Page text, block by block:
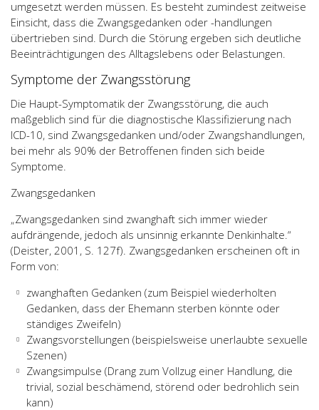
umgesetzt werden müssen. Es besteht zumindest zeitweise
Einsicht, dass die Zwangsgedanken oder -handlungen
übertrieben sind. Durch die Störung ergeben sich deutliche
Beeinträchtigungen des Alltagslebens oder Belastungen.
Symptome der Zwangsstörung
Die Haupt-Symptomatik der Zwangsstörung, die auch
maßgeblich sind für die diagnostische Klassifizierung nach
ICD-10, sind Zwangsgedanken und/oder Zwangshandlungen,
bei mehr als 90% der Betroffenen finden sich beide
Symptome.
Zwangsgedanken
„Zwangsgedanken sind zwanghaft sich immer wieder
aufdrängende, jedoch als unsinnig erkannte Denkinhalte.“
(Deister, 2001, S. 127f). Zwangsgedanken erscheinen oft in
Form von:
zwanghaften Gedanken (zum Beispiel wiederholten
Gedanken, dass der Ehemann sterben könnte oder
ständiges Zweifeln)
Zwangsvorstellungen (beispielsweise unerlaubte sexuelle
Szenen)
Zwangsimpulse (Drang zum Vollzug einer Handlung, die
trivial, sozial beschämend, störend oder bedrohlich sein
kann)